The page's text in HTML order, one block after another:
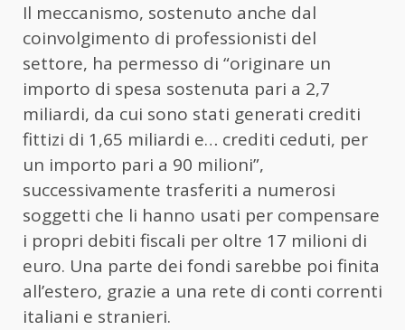
Il meccanismo, sostenuto anche dal
coinvolgimento di professionisti del
settore, ha permesso di “originare un
importo di spesa sostenuta pari a 2,7
miliardi, da cui sono stati generati crediti
fittizi di 1,65 miliardi e… crediti ceduti, per
un importo pari a 90 milioni”,
successivamente trasferiti a numerosi
soggetti che li hanno usati per compensare
i propri debiti fiscali per oltre 17 milioni di
euro. Una parte dei fondi sarebbe poi finita
all’estero, grazie a una rete di conti correnti
italiani e stranieri.